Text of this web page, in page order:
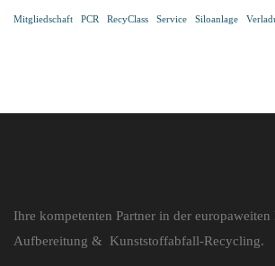
Mitgliedschaft PCR RecyClass Service Siloanlage
Ihre kompetenten Partner in der
Aufbereitung & Kunststoffabfall-Recycling.